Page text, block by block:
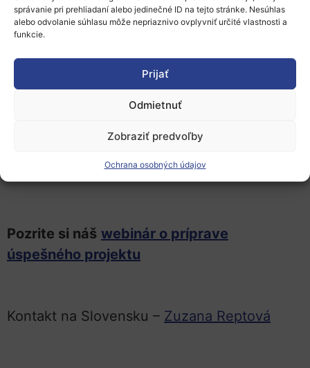
správanie pri prehliadaní alebo jedinečné ID na tejto stránke. Nesúhlas
alebo odvolanie súhlasu môže nepriaznivo ovplyvniť určité vlastnosti a
funkcie.
Prijať
Odmietnuť
Zobraziť predvoľby
Ochrana osobných údajov
Viac informácii:o programe MSCA PF
6 krokov ako začať
Pozrite si náš webinár o príprave
úspešného projektu
Kontakt na Slovensku – Zuzana Reptová